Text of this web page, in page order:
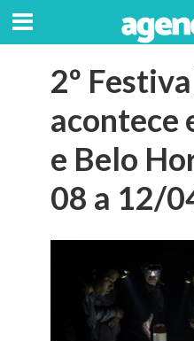
2º
acontece
e Belo
08 a 12/